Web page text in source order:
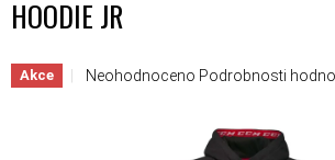
HOODIE JR
Akce Průměrné hodnocení produktu je
Neohodnoceno Podrobnosti